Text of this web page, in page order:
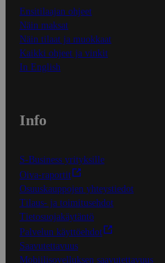
Ensitilaajan ohjeet
Näin maksat
Näin tilaat ja muokkaat
Kaikki ohjeet ja vinkit
In English
Info
S-Business yrityksille
Oiva-raportit
Osuuskauppojen yhteystiedot
Tilaus- ja toimitusehdot
Tietosuojakäytäntö
Palvelun käyttöehdot
Saavutettavuus
Mobiilisovelluksen saavutettavuus